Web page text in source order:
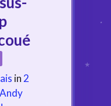
in 2
Andy